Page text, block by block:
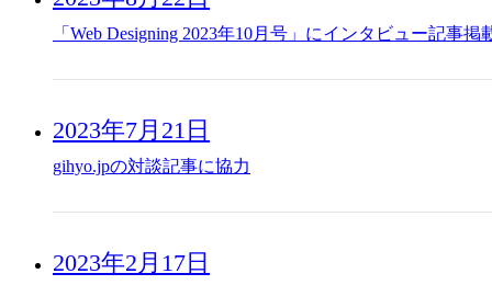
「Web Designing 2023年10月号」にインタビュー記事掲
2023年7月21日
gihyo.jpの対談記事に協力
2023年2月17日